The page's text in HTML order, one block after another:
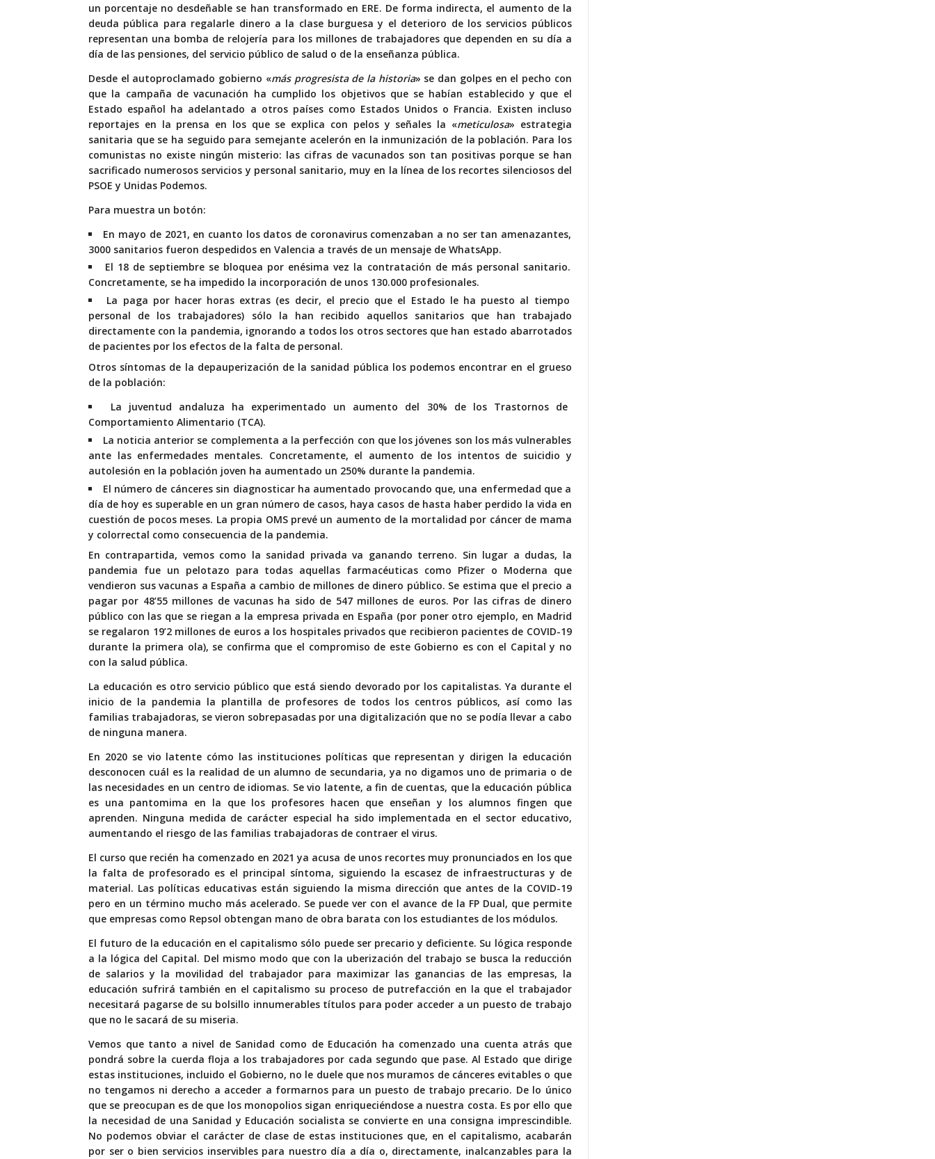
un porcentaje no desdeñable se han transformado en ERE. De forma indirecta, el aumento de la
deuda pública para regalarle dinero a la clase burguesa y el deterioro de los servicios públicos
representan una bomba de relojería para los millones de trabajadores que dependen en su día a
día de las pensiones, del servicio público de salud o de la enseñanza pública.
Desde el autoproclamado gobierno «más progresista de la historia» se dan golpes en el pecho con
que la campaña de vacunación ha cumplido los objetivos que se habían establecido y que el
Estado español ha adelantado a otros países como Estados Unidos o Francia. Existen incluso
reportajes en la prensa en los que se explica con pelos y señales la «meticulosa» estrategia
sanitaria que se ha seguido para semejante acelerón en la inmunización de la población. Para los
comunistas no existe ningún misterio: las cifras de vacunados son tan positivas porque se han
sacrificado numerosos servicios y personal sanitario, muy en la línea de los recortes silenciosos del
PSOE y Unidas Podemos.
Para muestra un botón:
En mayo de 2021, en cuanto los datos de coronavirus comenzaban a no ser tan amenazantes,
3000 sanitarios fueron despedidos en Valencia a través de un mensaje de WhatsApp.
El 18 de septiembre se bloquea por enésima vez la contratación de más personal sanitario.
Concretamente, se ha impedido la incorporación de unos 130.000 profesionales.
La paga por hacer horas extras (es decir, el precio que el Estado le ha puesto al tiempo
personal de los trabajadores) sólo la han recibido aquellos sanitarios que han trabajado
directamente con la pandemia, ignorando a todos los otros sectores que han estado abarrotados
de pacientes por los efectos de la falta de personal.
Otros síntomas de la depauperización de la sanidad pública los podemos encontrar en el grueso
de la población:
La juventud andaluza ha experimentado un aumento del 30% de los Trastornos de
Comportamiento Alimentario (TCA).
La noticia anterior se complementa a la perfección con que los jóvenes son los más vulnerables
ante las enfermedades mentales. Concretamente, el aumento de los intentos de suicidio y
autolesión en la población joven ha aumentado un 250% durante la pandemia.
El número de cánceres sin diagnosticar ha aumentado provocando que, una enfermedad que a
día de hoy es superable en un gran número de casos, haya casos de hasta haber perdido la vida en
cuestión de pocos meses. La propia OMS prevé un aumento de la mortalidad por cáncer de mama
y colorrectal como consecuencia de la pandemia.
En contrapartida, vemos como la sanidad privada va ganando terreno. Sin lugar a dudas, la
pandemia fue un pelotazo para todas aquellas farmacéuticas como Pfizer o Moderna que
vendieron sus vacunas a España a cambio de millones de dinero público. Se estima que el precio a
pagar por 48’55 millones de vacunas ha sido de 547 millones de euros. Por las cifras de dinero
público con las que se riegan a la empresa privada en España (por poner otro ejemplo, en Madrid
se regalaron 19’2 millones de euros a los hospitales privados que recibieron pacientes de COVID-19
durante la primera ola), se confirma que el compromiso de este Gobierno es con el Capital y no
con la salud pública.
La educación es otro servicio público que está siendo devorado por los capitalistas. Ya durante el
inicio de la pandemia la plantilla de profesores de todos los centros públicos, así como las
familias trabajadoras, se vieron sobrepasadas por una digitalización que no se podía llevar a cabo
de ninguna manera.
En 2020 se vio latente cómo las instituciones políticas que representan y dirigen la educación
desconocen cuál es la realidad de un alumno de secundaria, ya no digamos uno de primaria o de
las necesidades en un centro de idiomas. Se vio latente, a fin de cuentas, que la educación pública
es una pantomima en la que los profesores hacen que enseñan y los alumnos fingen que
aprenden. Ninguna medida de carácter especial ha sido implementada en el sector educativo,
aumentando el riesgo de las familias trabajadoras de contraer el virus.
El curso que recién ha comenzado en 2021 ya acusa de unos recortes muy pronunciados en los que
la falta de profesorado es el principal síntoma, siguiendo la escasez de infraestructuras y de
material. Las políticas educativas están siguiendo la misma dirección que antes de la COVID-19
pero en un término mucho más acelerado. Se puede ver con el avance de la FP Dual, que permite
que empresas como Repsol obtengan mano de obra barata con los estudiantes de los módulos.
El futuro de la educación en el capitalismo sólo puede ser precario y deficiente. Su lógica responde
a la lógica del Capital. Del mismo modo que con la uberización del trabajo se busca la reducción
de salarios y la movilidad del trabajador para maximizar las ganancias de las empresas, la
educación sufrirá también en el capitalismo su proceso de putrefacción en la que el trabajador
necesitará pagarse de su bolsillo innumerables títulos para poder acceder a un puesto de trabajo
que no le sacará de su miseria.
Vemos que tanto a nivel de Sanidad como de Educación ha comenzado una cuenta atrás que
pondrá sobre la cuerda floja a los trabajadores por cada segundo que pase. Al Estado que dirige
estas instituciones, incluido el Gobierno, no le duele que nos muramos de cánceres evitables o que
no tengamos ni derecho a acceder a formarnos para un puesto de trabajo precario. De lo único
que se preocupan es de que los monopolios sigan enriqueciéndose a nuestra costa. Es por ello que
la necesidad de una Sanidad y Educación socialista se convierte en una consigna imprescindible.
No podemos obviar el carácter de clase de estas instituciones que, en el capitalismo, acabarán
por ser o bien servicios inservibles para nuestro día a día o, directamente, inalcanzables para la